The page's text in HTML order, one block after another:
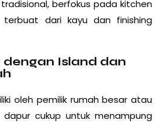
berfokus pada kitchen
dari kayu dan finishing
dengan Island dan
oleh pemilik rumah besar atau
cukup untuk menampung